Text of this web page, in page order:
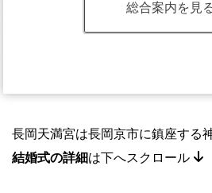
総合案内を見
長岡天満宮は長岡京市に鎮座する
結婚式の詳細は下へスクロール